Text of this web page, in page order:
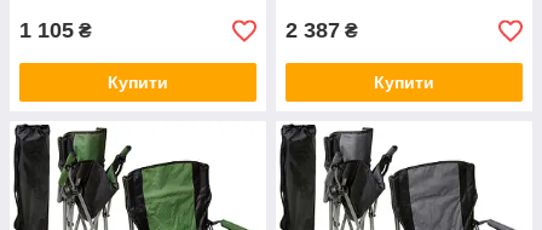
1 105 ₴
Купити
2 387 ₴
Купити